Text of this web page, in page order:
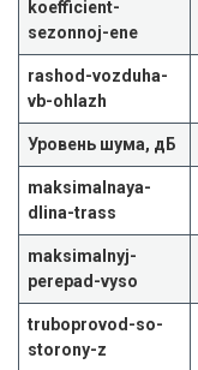
koefficient-
sezonnoj-ene
rashod-vozduha-
vb-ohlazh
Уровень шума, дБ
maksimalnaya-
dlina-trass
maksimalnyj-
perepad-vyso
truboprovod-so-
storony-z